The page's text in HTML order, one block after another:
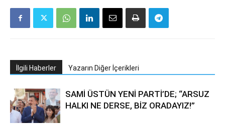
İlgili Haberler Yazarın Diğer İçerikleri
SAMİ ÜSTÜN YENİ PARTİ’DE; “ARSUZ
HALKI NE DERSE, BİZ ORADAYIZ!”